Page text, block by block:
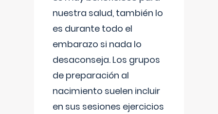
nuestra salud, también lo
es durante todo el
embarazo si nada lo
desaconseja. Los grupos
de preparación al
nacimiento suelen incluir
en sus sesiones ejercicios